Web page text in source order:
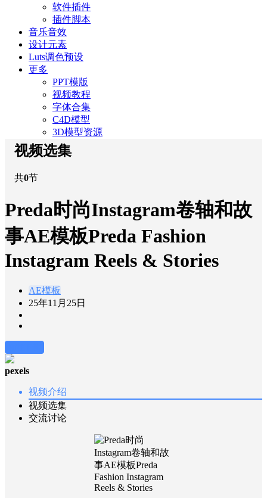
软件插件
插件脚本
音乐音效
设计元素
Luts调色预设
更多
PPT模版
视频教程
字体合集
C4D模型
3D模型资源
视频选集
共0节
Preda时尚Instagram卷轴和故
事AE模板Preda Fashion
Instagram Reels & Stories
AE模板
25年11月25日
pexels
视频介绍
视频选集
交流讨论